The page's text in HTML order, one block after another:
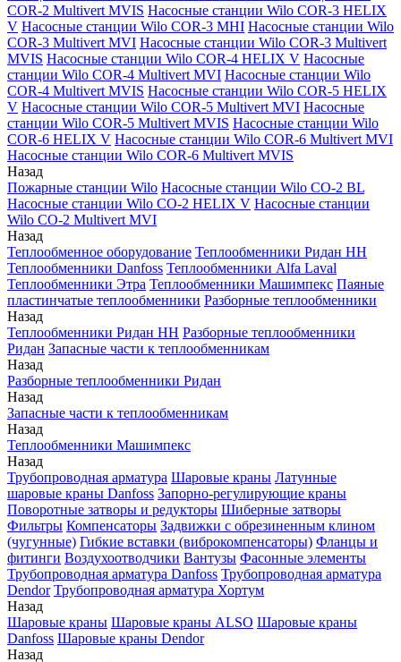
COR-2 Multivert MVIS Насосные станции Wilo COR-3 HELIX
V Насосные станции Wilo COR-3 MHI Насосные станции Wilo
COR-3 Multivert MVI Насосные станции Wilo COR-3 Multivert
MVIS Насосные станции Wilo COR-4 HELIX V Насосные
станции Wilo COR-4 Multivert MVI Насосные станции Wilo
COR-4 Multivert MVIS Насосные станции Wilo COR-5 HELIX
V Насосные станции Wilo COR-5 Multivert MVI Насосные
станции Wilo COR-5 Multivert MVIS Насосные станции Wilo
COR-6 HELIX V Насосные станции Wilo COR-6 Multivert MVI
Насосные станции Wilo COR-6 Multivert MVIS
Назад
Пожарные станции Wilo Насосные станции Wilo CO-2 BL
Насосные станции Wilo CO-2 HELIX V Насосные станции
Wilo CO-2 Multivert MVI
Назад
Теплообменное оборудование Теплообменники Ридан НН
Теплообменники Danfoss Теплообменники Alfa Laval
Теплообменники Этра Теплообменники Машимпекс Паяные
пластинчатые теплообменники Разборные теплообменники
Назад
Теплообменники Ридан НН Разборные теплообменники
Ридан Запасные части к теплообменникам
Назад
Разборные теплообменники Ридан
Назад
Запасные части к теплообменникам
Назад
Теплообменники Машимпекс
Назад
Трубопроводная арматура Шаровые краны Латунные
шаровые краны Danfoss Запорно-регулирующие краны
Поворотные затворы и редукторы Шиберные затворы
Фильтры Компенсаторы Задвижки с обрезиненным клином
(чугунные) Гибкие вставки (виброкомпенсаторы) Фланцы и
фитинги Воздухоотводчики Вантузы Фасонные элементы
Трубопроводная арматура Danfoss Трубопроводная арматура
Dendor Трубопроводная арматура Хортум
Назад
Шаровые краны Шаровые краны ALSO Шаровые краны
Danfoss Шаровые краны Dendor
Назад